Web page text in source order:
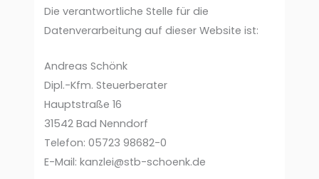
Die verantwortliche Stelle für die
Datenverarbeitung auf dieser Website ist:
Andreas Schönk
Dipl.-Kfm. Steuerberater
Hauptstraße 16
31542 Bad Nenndorf
Telefon: 05723 98682-0
E-Mail: kanzlei@stb-schoenk.de